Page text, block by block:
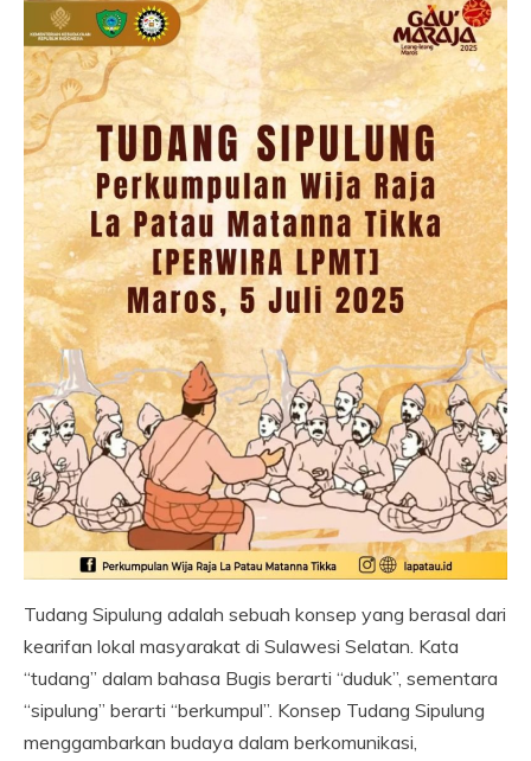
Tudang Sipulung adalah sebuah konsep yang berasal dari
kearifan lokal masyarakat di Sulawesi Selatan. Kata
“tudang” dalam bahasa Bugis berarti “duduk”, sementara
“sipulung” berarti “berkumpul”. Konsep Tudang Sipulung
menggambarkan budaya dalam berkomunikasi,